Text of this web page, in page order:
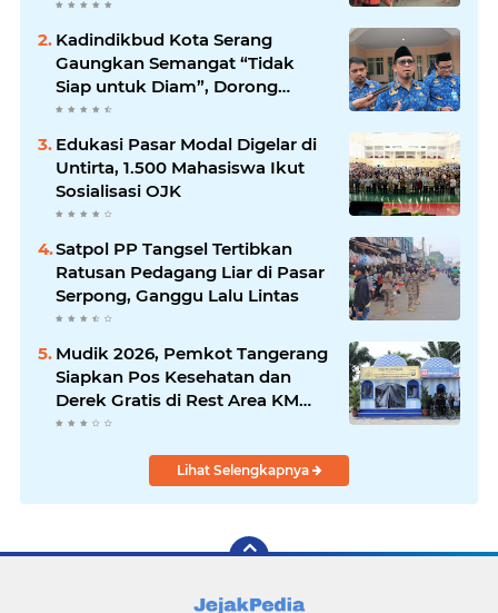
Kadindikbud Kota Serang
Gaungkan Semangat “Tidak
Siap untuk Diam”, Dorong
Layanan Lebih Responsif
Edukasi Pasar Modal Digelar di
Untirta, 1.500 Mahasiswa Ikut
Sosialisasi OJK
Satpol PP Tangsel Tertibkan
Ratusan Pedagang Liar di Pasar
Serpong, Ganggu Lalu Lintas
Mudik 2026, Pemkot Tangerang
Siapkan Pos Kesehatan dan
Derek Gratis di Rest Area KM
13,5
Lihat Selengkapnya